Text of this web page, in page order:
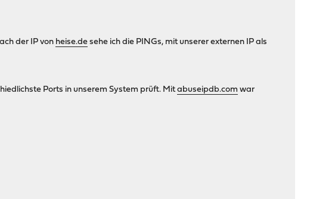
der IP von heise.de sehe ich die PINGs, mit unserer externen IP als
Ports in unserem System prüft. Mitabuseipdb.com war